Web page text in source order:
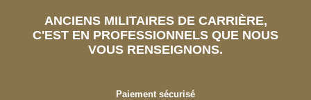
ANCIENS MILITAIRES DE CARRIÈRE,
C'EST EN PROFESSIONNELS QUE NOUS
VOUS RENSEIGNONS.
Paiement sécurisé